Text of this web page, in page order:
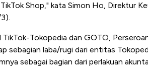
Shop," kata Simon Ho, Direktur
TikTok-Tokopedia dan GOTO,
sebagian laba/rugi dari entitas
sebagai bagian dari perlakuan